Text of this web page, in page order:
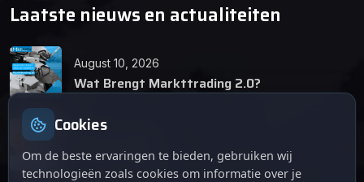
Laatste nieuws en actualiteiten
August 10, 2026
Wat Brengt Markttrading 2.0?
Tips en Tricks
Cookies
Om de beste ervaringen te bieden, gebruiken wij
technologieën zoals cookies om informatie over je